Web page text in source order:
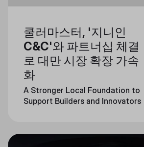
쿨러마스터, '지니인
C&C'와 파트너십 체결
로 대만 시장 확장 가속
화
A Stronger Local Foundation to
Support Builders and Innovators